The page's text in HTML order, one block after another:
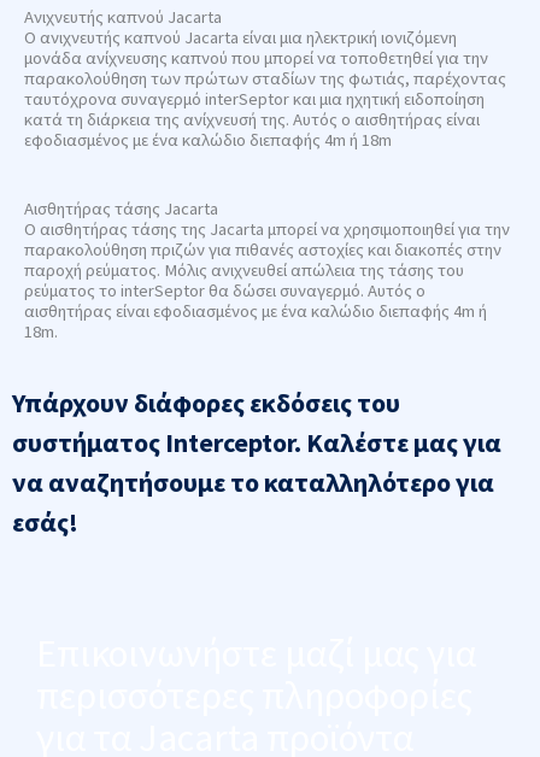
Ανιχνευτής καπνού Jacarta
Ο ανιχνευτής καπνού Jacarta είναι μια ηλεκτρική ιονιζόμενη
μονάδα ανίχνευσης καπνού που μπορεί να τοποθετηθεί για την
παρακολούθηση των πρώτων σταδίων της φωτιάς, παρέχοντας
ταυτόχρονα συναγερμό interSeptor και μια ηχητική ειδοποίηση
κατά τη διάρκεια της ανίχνευσή της. Αυτός ο αισθητήρας είναι
εφοδιασμένος με ένα καλώδιο διεπαφής 4m ή 18m
Αισθητήρας τάσης Jacarta
Ο αισθητήρας τάσης της Jacarta μπορεί να χρησιμοποιηθεί για την
παρακολούθηση πριζών για πιθανές αστοχίες και διακοπές στην
παροχή ρεύματος. Μόλις ανιχνευθεί απώλεια της τάσης του
ρεύματος το interSeptor θα δώσει συναγερμό. Αυτός ο
αισθητήρας είναι εφοδιασμένος με ένα καλώδιο διεπαφής 4m ή
18m.
Υπάρχουν διάφορες εκδόσεις του
συστήματος Interceptor. Καλέστε μας για
να αναζητήσουμε το καταλληλότερο για
εσάς!